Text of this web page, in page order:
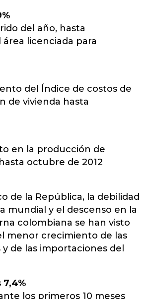
del año, hasta
licenciada para
del Índice de costos de
de vivienda hasta
en la producción de
octubre de 2012
de la República, la debilidad
mundial y el descenso en la
colombiana se han visto
menor crecimiento de las
de las importaciones del
7,4%
los primeros 10 meses